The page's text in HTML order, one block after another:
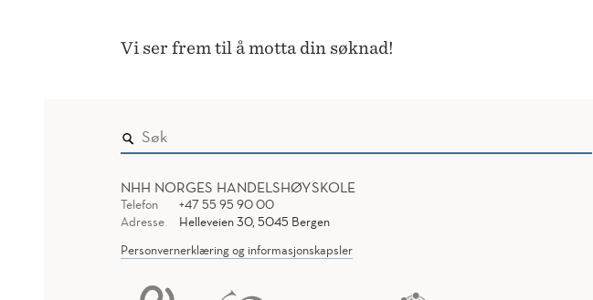
Vi ser frem til å motta din søknad!
NHH NORGES HANDELSHØYSKOLE
Telefon
+47 55 95 90 00
Adresse
Helleveien 30, 5045 Bergen
Personvernerklæring og informasjonskapsler